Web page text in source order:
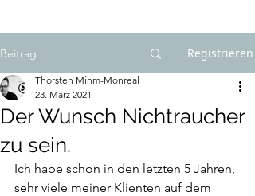
Beitrag Registrieren
Der Wunsch Nichtraucher
zu sein.
Thorsten Mihm-Monreal
23. März 2021
Ich habe schon in den letzten 5 Jahren,
sehr viele meiner Klienten auf dem